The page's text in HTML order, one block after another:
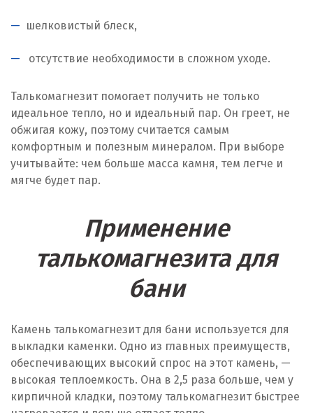
шелковистый блеск,
отсутствие необходимости в сложном уходе.
Талькомагнезит помогает получить не только
идеальное тепло, но и идеальный пар. Он греет, не
обжигая кожу, поэтому считается самым
комфортным и полезным минералом. При выборе
учитывайте: чем больше масса камня, тем легче и
мягче будет пар.
Применение
талькомагнезита для
бани
Камень талькомагнезит для бани используется для
выкладки каменки. Одно из главных преимуществ,
обеспечивающих высокий спрос на этот камень, —
высокая теплоемкость. Она в 2,5 раза больше, чем у
кирпичной кладки, поэтому талькомагнезит быстрее